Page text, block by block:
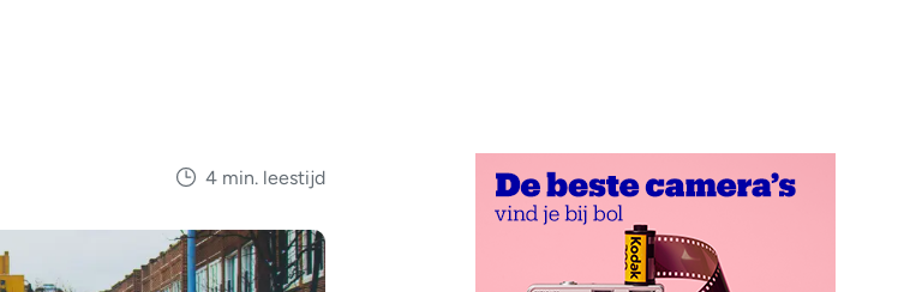
4 min. leestijd